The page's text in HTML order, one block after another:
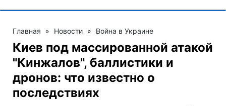
Главная » Новости » Война в Украине
Киев под массированной атакой
"Кинжалов", баллистики и
дронов: что известно о
последствиях